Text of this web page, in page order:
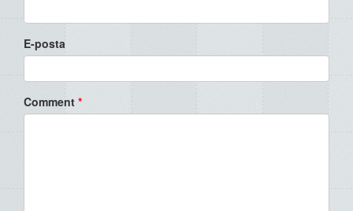
E-posta
Comment *